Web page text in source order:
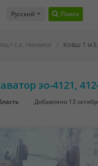
Русский Поиск
/ с.х. техники
эо-4121,
Добавлено 13